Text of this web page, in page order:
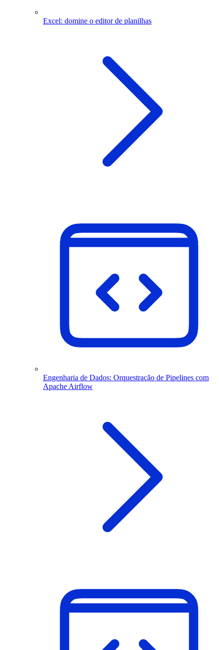
Excel: domine o editor de planilhas
Engenharia de Dados: Orquestração de Pipelines com
Apache Airflow